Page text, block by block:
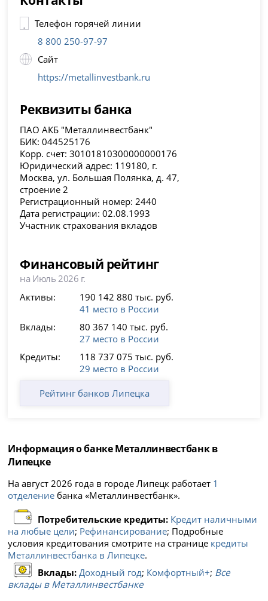
Телефон горячей линии
8 800 250-97-97
Сайт
https://metallinvestbank.ru
Реквизиты банка
ПАО АКБ "Металлинвестбанк"
БИК: 044525176
Корр. счет: 30101810300000000176
Юридический адрес: 119180, г.
Москва, ул. Большая Полянка, д. 47,
строение 2
Регистрационный номер: 2440
Дата регистрации: 02.08.1993
Участник страхования вкладов
Финансовый рейтинг
на Июль 2026 г.
Активы:
190 142 880 тыс. руб.
41 место в России
Вклады:
80 367 140 тыс. руб.
27 место в России
Кредиты:
118 737 075 тыс. руб.
29 место в России
Рейтинг банков Липецка
Информация о банке Металлинвестбанк в
Липецке
На август 2026 года в городе Липецк работает 1
отделение банка «Металлинвестбанк».
Потребительские кредиты: Кредит наличными
на любые цели; Рефинансирование; Подробные
условия кредитования смотрите на странице кредиты
Металлинвестбанка в Липецке.
Вклады:Доходный год; Комфортный+; Все
вклады в Металлинвестбанке